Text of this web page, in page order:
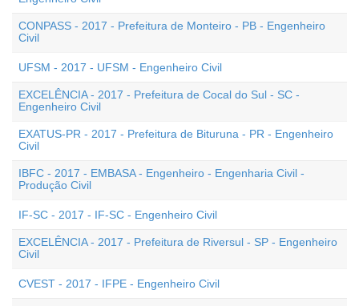
CONPASS - 2017 - Prefeitura de Monteiro - PB - Engenheiro
Civil
UFSM - 2017 - UFSM - Engenheiro Civil
EXCELÊNCIA - 2017 - Prefeitura de Cocal do Sul - SC -
Engenheiro Civil
EXATUS-PR - 2017 - Prefeitura de Bituruna - PR - Engenheiro
Civil
IBFC - 2017 - EMBASA - Engenheiro - Engenharia Civil -
Produção Civil
IF-SC - 2017 - IF-SC - Engenheiro Civil
EXCELÊNCIA - 2017 - Prefeitura de Riversul - SP - Engenheiro
Civil
CVEST - 2017 - IFPE - Engenheiro Civil